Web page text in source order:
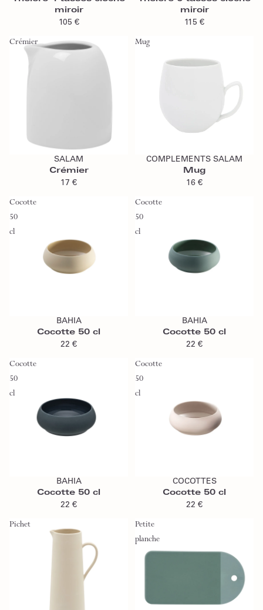
miroir
105 €
miroir
115 €
Crémier
Ajouter au panier
SALAM
Crémier
17 €
Mug
COMPLEMENTS SALAM
Mug
16 €
Cocotte
50
cl
BAHIA
Cocotte 50 cl
22 €
Cocotte
50
cl
BAHIA
Cocotte 50 cl
22 €
Cocotte
50
cl
BAHIA
Cocotte 50 cl
22 €
Cocotte
50
cl
COCOTTES
Cocotte 50 cl
22 €
Pichet
Petite
planche